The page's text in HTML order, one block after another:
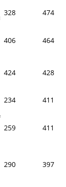
328
474
406 464
424 428
234
411
259 411
290 397